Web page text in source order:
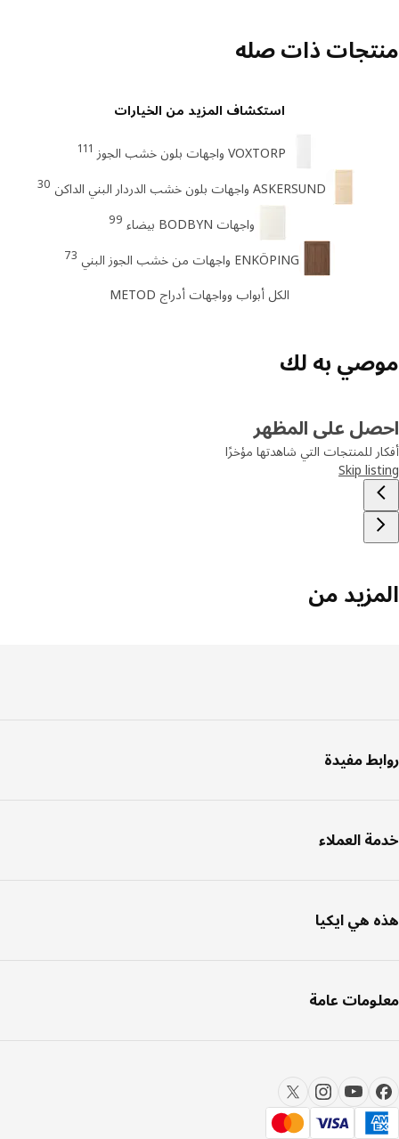
ذات صله
استكشاف المزيد من الخيارات
VOXTORP واجهات بلون خشب الجوز 111
ASKERSUND واجهات بلون خشب الدردار البني الداكن 30
واجهات BODBYN بيضاء 99
ENKÖPING واجهات من خشب الجوز البني 73
الكل أبواب وواجهات أدراج METOD
به لك
على المظهر
للمنتجات التي شاهدتها مؤخرًا
Skip
من
مفيدة
العملاء
هي ايكيا
عامة